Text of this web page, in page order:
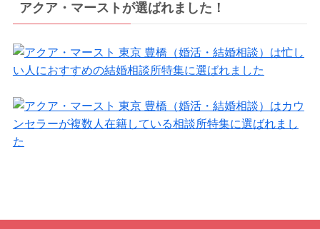
アクア・マーストが選ばれました！